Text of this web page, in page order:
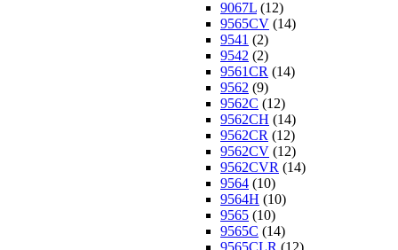
9067L (12)
9565CV (14)
9541 (2)
9542 (2)
9561CR (14)
9562 (9)
9562C (12)
9562CH (14)
9562CR (12)
9562CV (12)
9562CVR (14)
9564 (10)
9564H (10)
9565 (10)
9565C (14)